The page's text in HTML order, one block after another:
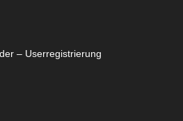
– Userregistrierung